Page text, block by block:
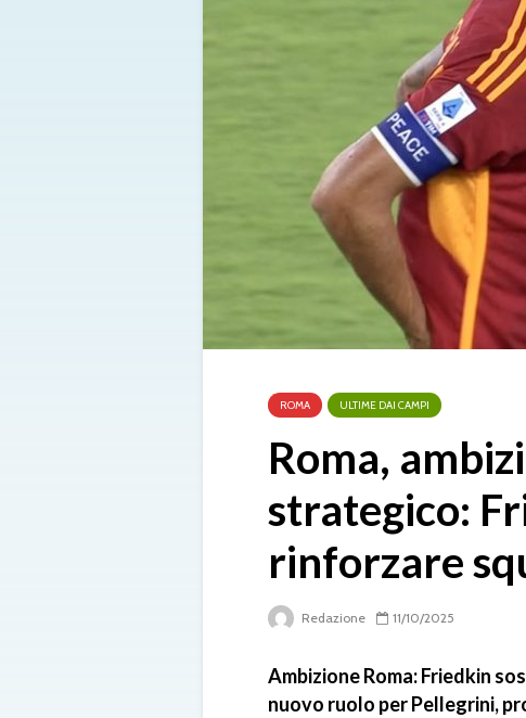
ROMA ULTIME DAI CAMPI
Roma,
strategico:
rinforzare
Redazione 11/10/2025
Ambizione Roma: Friedkin
nuovo ruolo per Pellegrini,
06/08/2026
Tutti gli
di mercoledì 5
05/08/2026